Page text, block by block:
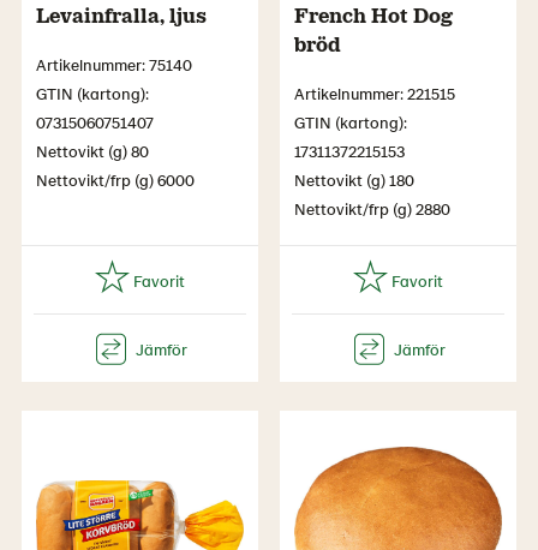
Levainfralla, ljus
Artikelnummer: 75140
GTIN (kartong):
07315060751407
Nettovikt (g) 80
Nettovikt/frp (g) 6000
French Hot Dog
bröd
Artikelnummer: 221515
GTIN (kartong):
17311372215153
Nettovikt (g) 180
Nettovikt/frp (g) 2880